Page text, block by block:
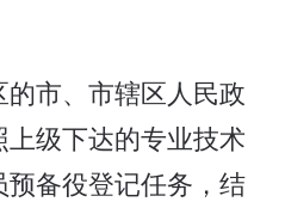
市、市辖区人民政
级下达的专业技术
备役登记任务，结